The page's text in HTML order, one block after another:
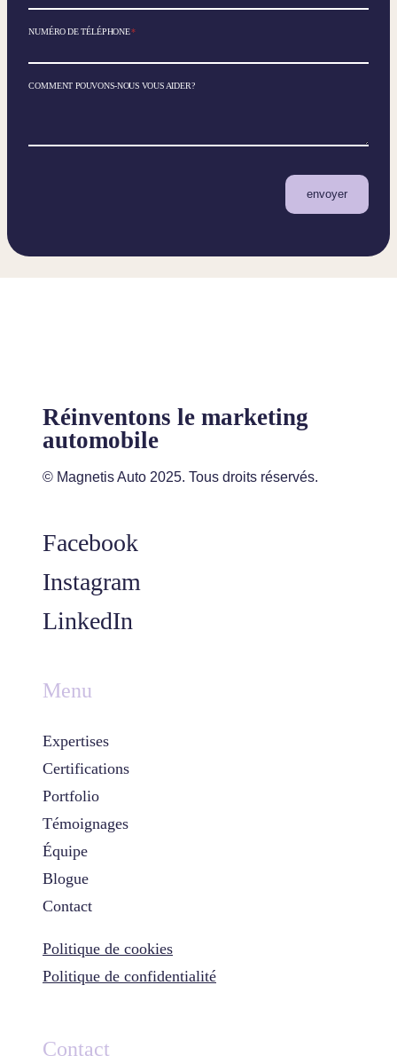
NUMÉRO DE TÉLÉPHONE*
COMMENT POUVONS-NOUS VOUS AIDER?
envoyer
Réinventons le marketing
automobile
© Magnetis Auto 2025. Tous droits réservés.
Facebook
Instagram
LinkedIn
Menu
Expertises
Certifications
Portfolio
Témoignages
Équipe
Blogue
Contact
Politique de cookies
Politique de confidentialité
Contact